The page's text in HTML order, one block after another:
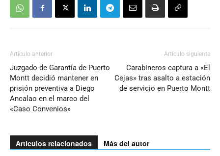
Artículo anterior
Juzgado de Garantía de Puerto
Montt decidió mantener en
prisión preventiva a Diego
Ancalao en el marco del
«Caso Convenios»
Artículo siguiente
Carabineros captura a «El
Cejas» tras asalto a estación
de servicio en Puerto Montt
Artículos relacionados Más del autor